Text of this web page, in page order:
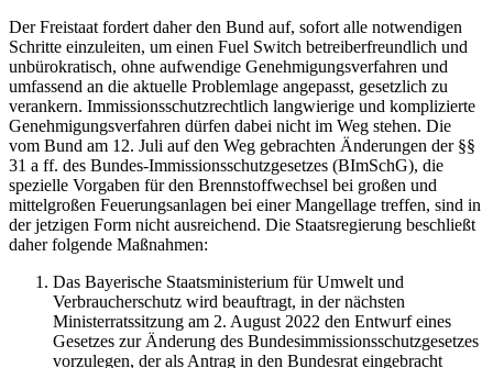
Der Freistaat fordert daher den Bund auf, sofort alle notwendigen
Schritte einzuleiten, um einen Fuel Switch betreiberfreundlich und
unbürokratisch, ohne aufwendige Genehmigungsverfahren und
umfassend an die aktuelle Problemlage angepasst, gesetzlich zu
verankern. Immissionsschutzrechtlich langwierige und komplizierte
Genehmigungsverfahren dürfen dabei nicht im Weg stehen. Die
vom Bund am 12. Juli auf den Weg gebrachten Änderungen der §§
31 a ff. des Bundes-Immissionsschutzgesetzes (BImSchG), die
spezielle Vorgaben für den Brennstoffwechsel bei großen und
mittelgroßen Feuerungsanlagen bei einer Mangellage treffen, sind in
der jetzigen Form nicht ausreichend. Die Staatsregierung beschließt
daher folgende Maßnahmen:
Das Bayerische Staatsministerium für Umwelt und
Verbraucherschutz wird beauftragt, in der nächsten
Ministerratssitzung am 2. August 2022 den Entwurf eines
Gesetzes zur Änderung des Bundesimmissionsschutzgesetzes
vorzulegen, der als Antrag in den Bundesrat eingebracht